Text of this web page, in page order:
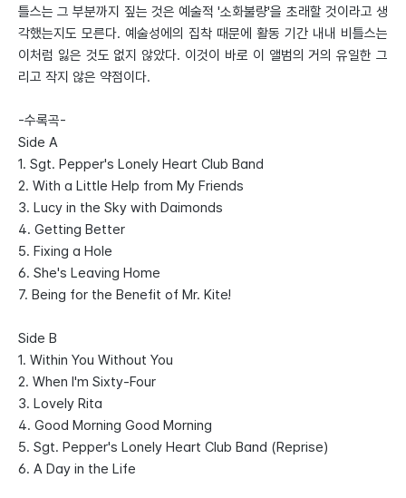
틀스는 그 부분까지 짚는 것은 예술적 '소화불량'을 초래할 것이라고 생
각했는지도 모른다. 예술성에의 집착 때문에 활동 기간 내내 비틀스는
이처럼 잃은 것도 없지 않았다. 이것이 바로 이 앨범의 거의 유일한 그
리고 작지 않은 약점이다.
-수록곡-
Side A
1. Sgt. Pepper's Lonely Heart Club Band
2. With a Little Help from My Friends
3. Lucy in the Sky with Daimonds
4. Getting Better
5. Fixing a Hole
6. She's Leaving Home
7. Being for the Benefit of Mr. Kite!
Side B
1. Within You Without You
2. When I'm Sixty-Four
3. Lovely Rita
4. Good Morning Good Morning
5. Sgt. Pepper's Lonely Heart Club Band (Reprise)
6. A Day in the Life